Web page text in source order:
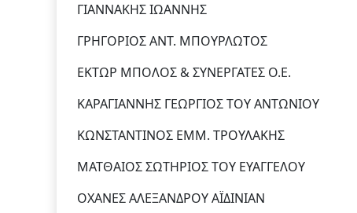
ΓΙΑΝΝΑΚΗΣ ΙΩΑΝΝΗΣ
ΓΡΗΓΟΡΙΟΣ ΑΝΤ. ΜΠΟΥΡΛΩΤΟΣ
ΕΚΤΩΡ ΜΠΟΛΟΣ & ΣΥΝΕΡΓΑΤΕΣ Ο.Ε.
ΚΑΡΑΓΙΑΝΝΗΣ ΓΕΩΡΓΙΟΣ ΤΟΥ ΑΝΤΩΝΙΟΥ
ΚΩΝΣΤΑΝΤΙΝΟΣ ΕΜΜ. ΤΡΟΥΛΑΚΗΣ
ΜΑΤΘΑΙΟΣ ΣΩΤΗΡΙΟΣ ΤΟΥ ΕΥΑΓΓΕΛΟΥ
ΟΧΑΝΕΣ ΑΛΕΞΑΝΔΡΟΥ ΑΪΔΙΝΙΑΝ